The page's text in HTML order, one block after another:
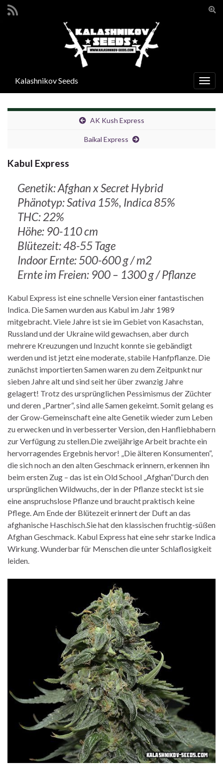
Search for:
Kalashnikov Seeds
AK Kush Express
Baikal Express
Kabul Express
Genetik: Afghan x Secret Hybrid
Phänotyp: Sativa 15%, Indica 85%
THC: 22%
Höhe: 90-110 cm
Blütezeit: 48-55 Tage
Indoor Ernte: 500-600 g / m2
Ernte im Freien: 900 – 1300 g / Pflanze
Kabul Express ist eine schnelle Version einer fantastischen
Indica. Die Samen wurden aus Kabul im Jahr 1989
mitgebracht. Viele Jahre ist sie im Gebiet von Kasachstan,
Russland und der Ukraine wild gewachsen, aber durch
mehrere Kreuzungen und Inzucht konnte sie gebändigt
werden und ist jetzt eine moderate, stabile Hanfpflanze. Die
zunächst importierten Samen waren zu dem Zeitpunkt nur
sieben Jahre alt und sind seit her über zwanzig Jahre
gelagert! Trotz des ursprünglichen Pessimismus der Züchter
und deren „Partner“, sind alle Samen gekeimt. Somit gelang es
der Grow-Gemeinschaft eine alte Genetik wieder zum Leben
zu erwecken und in verbesserter Version, den Hanfliebhabern
zur Verfügung zu stellen.Die zweijährige Arbeit brachte ein
hervorragendes Ergebnis hervor! „Die älteren Konsumenten“,
die sich noch an den alten Geschmack erinnern, erkennen ihn
beim ersten Zug – das ist ein Old School „Afghan“Durch den
ursprünglichen Wildwuchs, der in der Pflanze steckt ist sie
eine anspruchslose Pflanze und braucht praktisch keine
Pflege. Am Ende der Blütezeit erinnert der Duft an das
afghanische Haschisch.Sie hat den klassischen fruchtig-süßen
Afghan Geschmack. Kabul Express hat eine sehr starke Indica
Wirkung. Wunderbar für Menschen die unter Schlaflosigkeit
leiden.